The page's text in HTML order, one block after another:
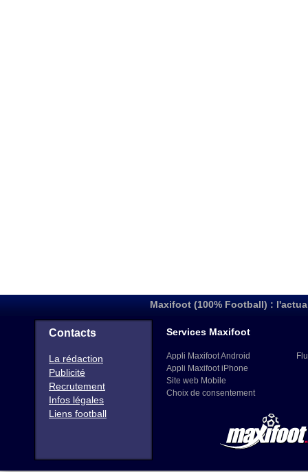
Maxifoot (100% Football) :
Contacts
La rédaction
Publicité
Recrutement
Infos légales
Liens football
Services Maxifoot
Appli Maxifoot Android
Appli Maxifoot iPhone
Site web Mobile
Choix de consentement